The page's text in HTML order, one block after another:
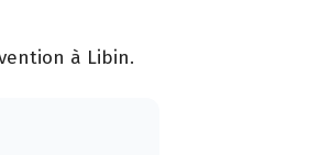
à Libin.